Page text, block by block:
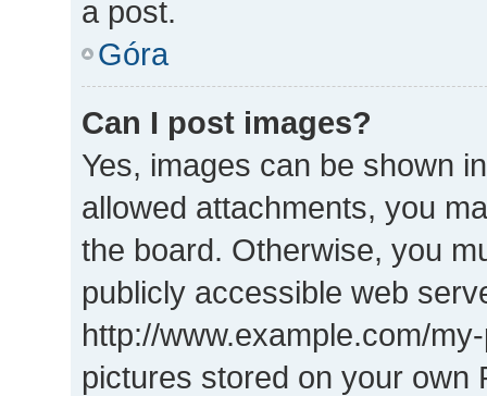
a post.
Góra
Can I post images?
Yes, images can be shown
allowed attachments, you
the board. Otherwise, you
publicly accessible web
http://www.example.com/
pictures stored on your own